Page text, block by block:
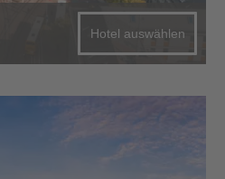
Hotel auswählen